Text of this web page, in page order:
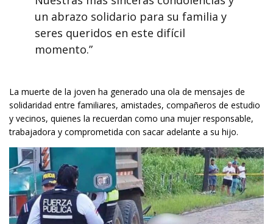
un abrazo solidario para su familia y
seres queridos en este difícil
momento.”
La muerte de la joven ha generado una ola de mensajes de
solidaridad entre familiares, amistades, compañeros de estudio
y vecinos, quienes la recuerdan como una mujer responsable,
trabajadora y comprometida con sacar adelante a su hijo.